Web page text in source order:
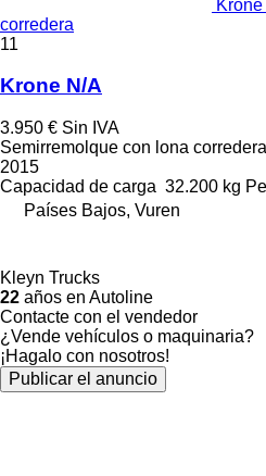
corredera
11
Krone N/A
3.950 € Sin IVA
Semirremolque con lona corredera
2015
Capacidad de carga 32.200 kg
Países Bajos, Vuren
Kleyn Trucks
22 años en Autoline
Contacte con el vendedor
¿Vende vehículos o maquinaria?
¡Hagalo con nosotros!
Publicar el anuncio